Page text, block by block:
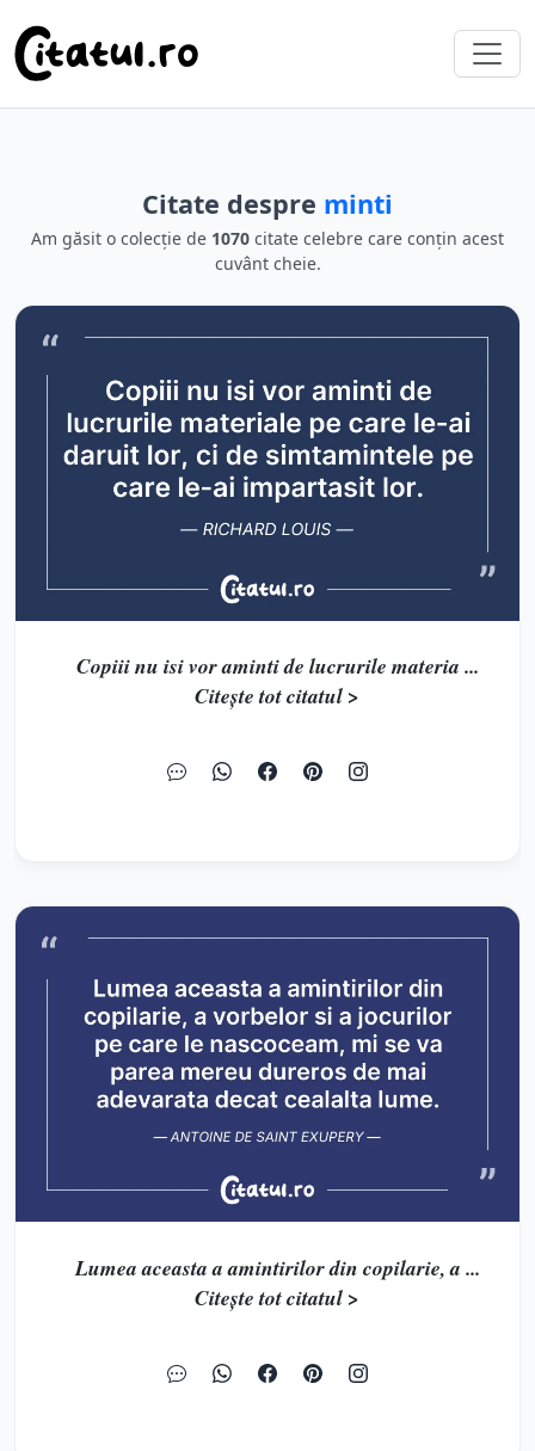
Citate despre minti
Am găsit o colecție de 1070 citate celebre care conțin acest
cuvânt cheie.
Copiii nu isi vor aminti de lucrurile materia ...
Citește tot citatul >
Lumea aceasta a amintirilor din copilarie, a ...
Citește tot citatul >